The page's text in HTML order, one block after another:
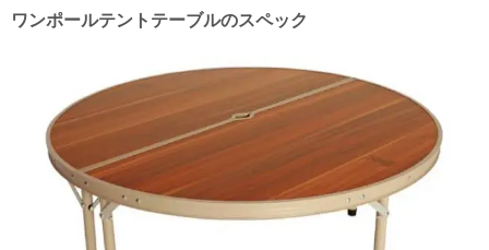
ワンポールテントテーブルのスペック